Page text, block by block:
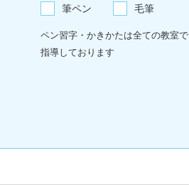
筆ペン 毛筆
ペン習字・かきかたは全ての教室で
指導しております